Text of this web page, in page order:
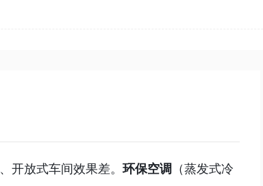
开放式车间效果差。 环保空调 （蒸发式冷